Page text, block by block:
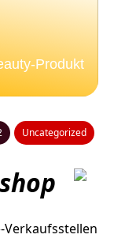
Produkt
Uncategorized
Verkaufsstellen